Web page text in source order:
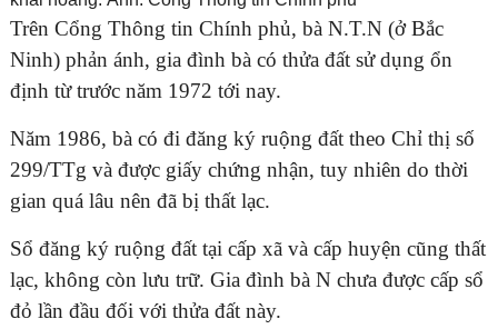
Trên Cổng Thông tin Chính phủ, bà N.T.N (ở Bắc
Ninh) phản ánh, gia đình bà có thửa đất sử dụng ổn
định từ trước năm 1972 tới nay.
Năm 1986, bà có đi đăng ký ruộng đất theo Chỉ thị số
299/TTg và được giấy chứng nhận, tuy nhiên do thời
gian quá lâu nên đã bị thất lạc.
Sổ đăng ký ruộng đất tại cấp xã và cấp huyện cũng thất
lạc, không còn lưu trữ. Gia đình bà N chưa được cấp sổ
đỏ lần đầu đối với thửa đất này.